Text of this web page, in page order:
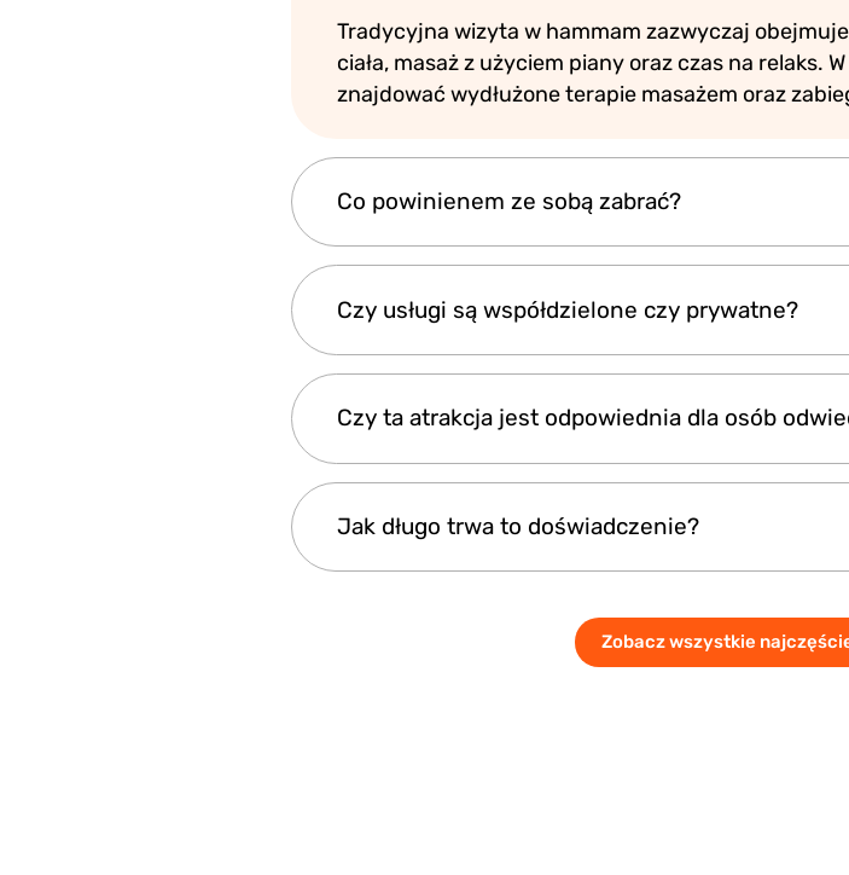
Tradycyjna wizyta w hammam zazwyczaj
ciała, masaż z użyciem piany oraz czas na relaks.
znajdować wydłużone terapie masażem oraz
Co powinienem ze sobą zabrać?
po Twoim zabiegu.
Czy usługi są współdzielone czy prywatne?
spersonalizowane doświadczenie dla osób lub
Czy ta atrakcja jest odpowiednia dla osób
każdy etap, zapewniając komfortowe i płynne
Jak długo trwa to doświadczenie?
Całkowity czas trwania zależy od pakietu i
Zobacz wszystkie